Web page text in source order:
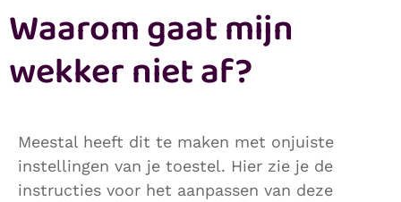
Waarom gaat mijn
wekker niet af?
Meestal heeft dit te maken met onjuiste
instellingen van je toestel. Hier zie je de
instructies voor het aanpassen van deze